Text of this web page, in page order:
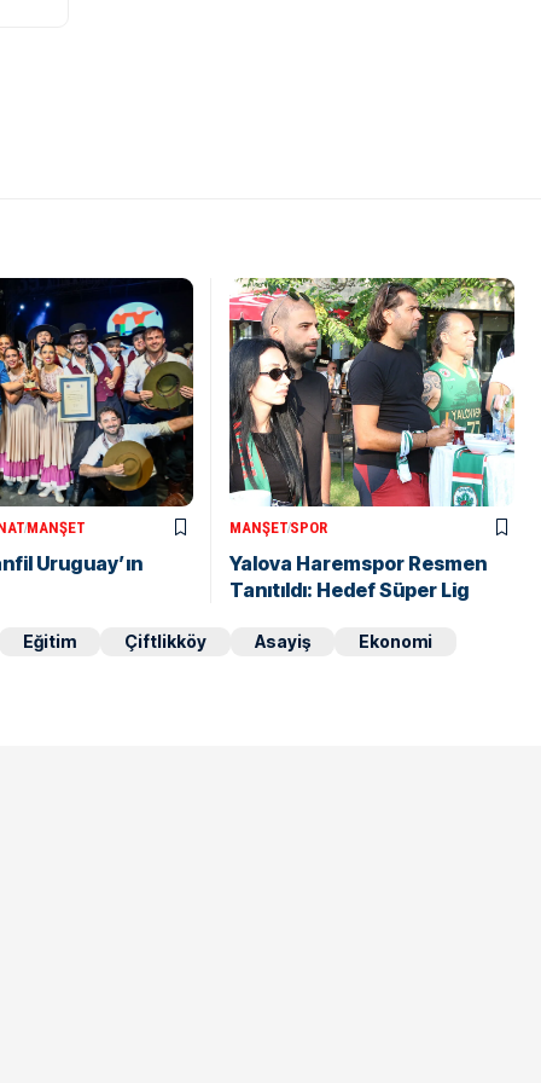
MANŞET
Uruguay’ın
MANŞETSPOR
Yalova Haremspor Resmen
Tanıtıldı: Hedef Süper Lig
Eğitim Çiftlikköy Asayiş Ekonomi